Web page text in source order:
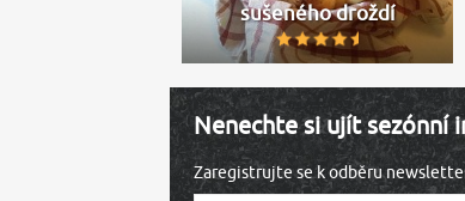
sušeného droždí
Nenechte si ujít sezónní
Zaregistrujte se k odběru